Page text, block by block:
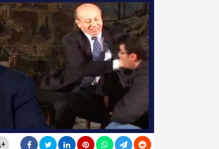
Mohamed Salah'ta mutlu son!
"yolsuzluk" soruşturması... Veli Ağbaba'nın
skandal... Telefonundan mide bulandıran
Ağbaba tutuklandı...